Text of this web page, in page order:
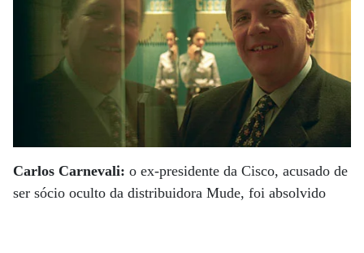
Carlos Carnevali: o ex-presidente da Cisco, acusado de
ser sócio oculto da distribuidora Mude, foi absolvido